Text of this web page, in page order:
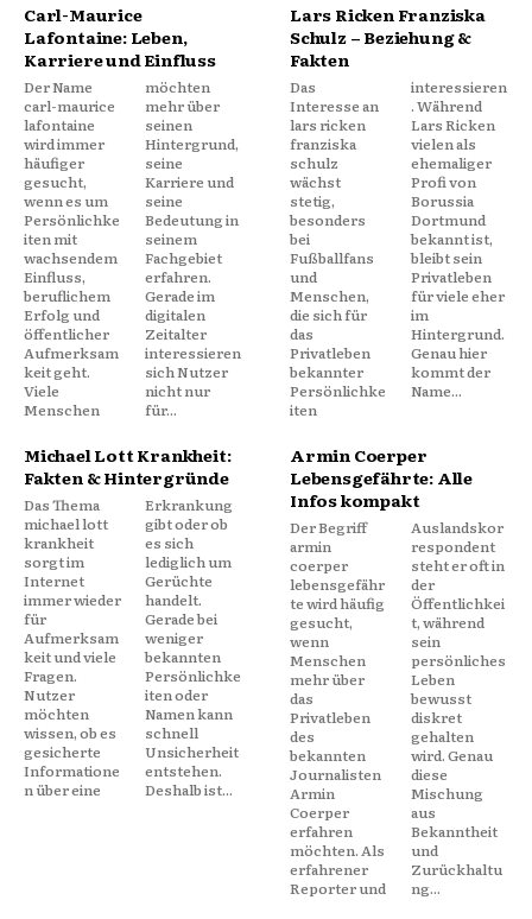
Carl-Maurice
Lafontaine: Leben,
Karriere und Einfluss
Der Name
carl-maurice
lafontaine
wird immer
häufiger
gesucht,
wenn es um
Persönlichke
iten mit
wachsendem
Einfluss,
beruflichem
Erfolg und
öffentlicher
Aufmerksam
keit geht.
Viele
Menschen
möchten
mehr über
seinen
Hintergrund,
seine
Karriere und
seine
Bedeutung in
seinem
Fachgebiet
erfahren.
Gerade im
digitalen
Zeitalter
interessieren
sich Nutzer
nicht nur
für...
Lars Ricken Franziska
Schulz – Beziehung &
Fakten
Das
Interesse an
lars ricken
franziska
schulz
wächst
stetig,
besonders
bei
Fußballfans
und
Menschen,
die sich für
das
Privatleben
bekannter
Persönlichke
iten
interessieren
. Während
Lars Ricken
vielen als
ehemaliger
Profi von
Borussia
Dortmund
bekannt ist,
bleibt sein
Privatleben
für viele eher
im
Hintergrund.
Genau hier
kommt der
Name...
Michael Lott Krankheit:
Fakten & Hintergründe
Das Thema
michael lott
krankheit
sorgt im
Internet
immer wieder
für
Aufmerksam
keit und viele
Fragen.
Nutzer
möchten
wissen, ob es
gesicherte
Informatione
n über eine
Erkrankung
gibt oder ob
es sich
lediglich um
Gerüchte
handelt.
Gerade bei
weniger
bekannten
Persönlichke
iten oder
Namen kann
schnell
Unsicherheit
entstehen.
Deshalb ist...
Armin Coerper
Lebensgefährte: Alle
Infos kompakt
Der Begriff
armin
coerper
lebensgefähr
te wird häufig
gesucht,
wenn
Menschen
mehr über
das
Privatleben
des
bekannten
Journalisten
Armin
Coerper
erfahren
möchten. Als
erfahrener
Reporter und
Auslandskor
respondent
steht er oft in
der
Öffentlichkei
t, während
sein
persönliches
Leben
bewusst
diskret
gehalten
wird. Genau
diese
Mischung
aus
Bekanntheit
und
Zurückhaltu
ng...